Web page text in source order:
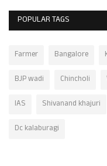
POPULAR TAGS
Farmer Bangalore
BJP wadi
Chincholi
IAS
Shivanand khajuri
Dc kalaburagi